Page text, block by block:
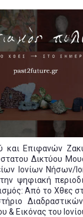
Επιφανών
Δικτύου
Ιονίων Νήσων/
ψηφιακή
Από το Χθες
Εικόνας του